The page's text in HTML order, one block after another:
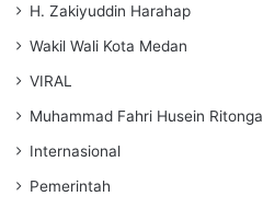
H. Zakiyuddin Harahap
Wakil Wali Kota Medan
VIRAL
Muhammad Fahri Husein Ritonga
Internasional
Pemerintah